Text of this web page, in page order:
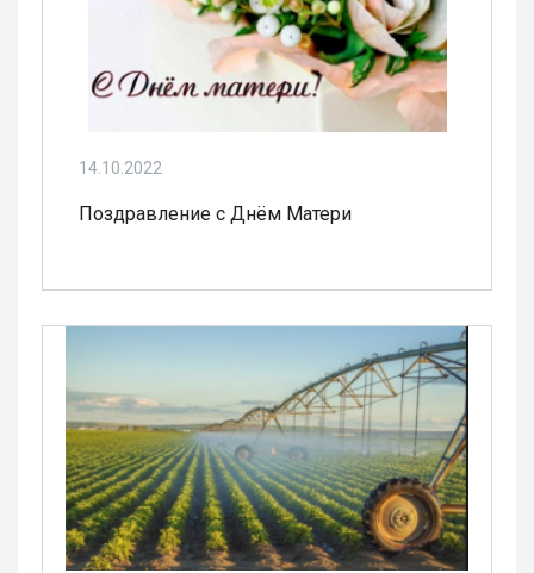
14.10.2022
Поздравление с Днём Матери